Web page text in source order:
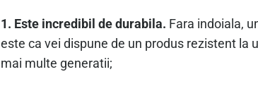
1. Este incredibil de durabila. Fara indoiala,
este ca vei dispune de un produs rezistent la
mai multe generatii;